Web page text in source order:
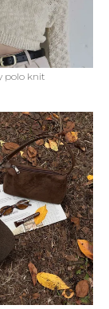
polo knit